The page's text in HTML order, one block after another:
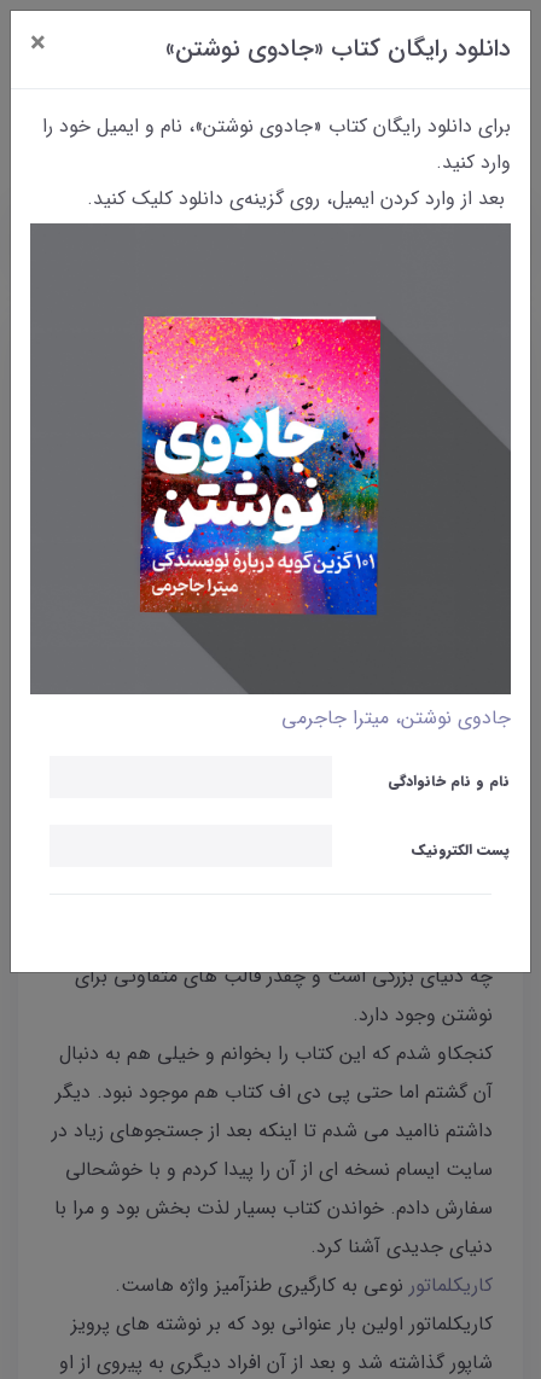
دانلود رایگان کتاب «جادوی نوشتن» ×
برای دانلود رایگان کتاب «جادوی نوشتن»، نام و ایمیل خود را
وارد کنید.
بعد از وارد کردن ایمیل، روی گزینه‌ی دانلود کلیک کنید.
جادوی نوشتن، میترا جاجرمی
نام و نام خانوادگی
پست الکترونیک
کاریکلماتورنویسی
شاهین کلانتری
چه دنیای بزرگی است و چقدر قالب های متفاوتی برای
نوشتن وجود دارد.
کنجکاو شدم که این کتاب را بخوانم و خیلی هم به دنبال
آن گشتم اما حتی پی دی اف کتاب هم موجود نبود. دیگر
داشتم ناامید می شدم تا اینکه بعد از جستجوهای زیاد در
سایت ایسام نسخه ای از آن را پیدا کردم و با خوشحالی
سفارش دادم. خواندن کتاب بسیار لذت بخش بود و مرا با
دنیای جدیدی آشنا کرد.
کاریکلماتور نوعی به کارگیری طنزآمیز واژه هاست.
کاریکلماتور اولین بار عنوانی بود که بر نوشته های پرویز
شاپور گذاشته شد و بعد از آن افراد دیگری به پیروی از او